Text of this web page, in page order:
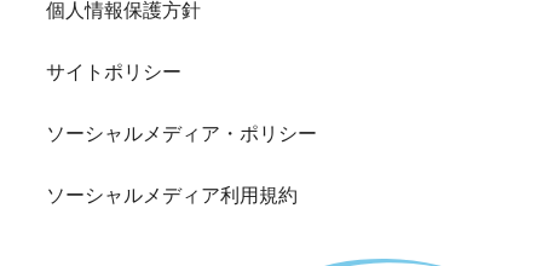
個人情報保護方針
サイトポリシー
ソーシャルメディア・ポリシー
ソーシャルメディア利用規約